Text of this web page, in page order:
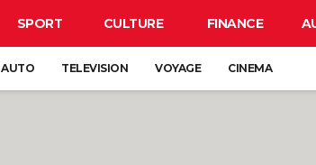
SPORT CULTURE FINANCE
AUTO TELEVISION VOYAGE CINEMA